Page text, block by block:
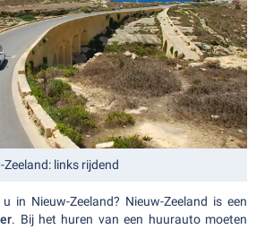
links rijdend
in Nieuw-Zeeland? Nieuw-Zeeland is een
. Bij het huren van een huurauto moeten